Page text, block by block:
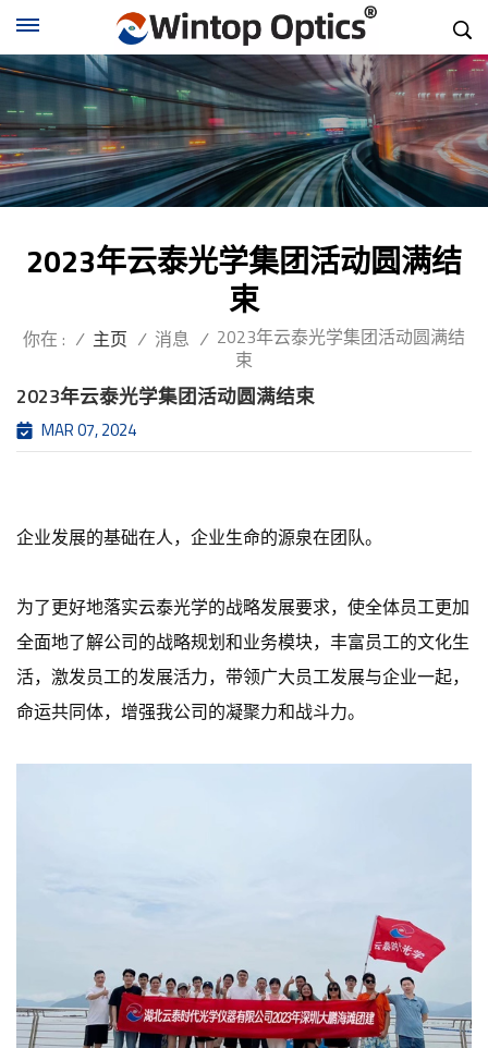
2023年云泰光学集团活动圆满结
束
你在 : / 主页 / 消息 / 2023年云泰光学集团活动圆满结
束
2023年云泰光学集团活动圆满结束
MAR 07, 2024
企业发展的基础在人，企业生命的源泉在团队。
为了更好地落实云泰光学的战略发展要求，使全体员工更加
全面地了解公司的战略规划和业务模块，丰富员工的文化生
活，激发员工的发展活力，带领广大员工发展与企业一起，
命运共同体，增强我公司的凝聚力和战斗力。